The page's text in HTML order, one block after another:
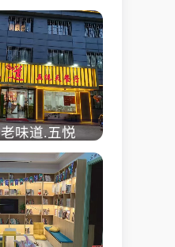
小区门口学
出租
味道.五悦
了近4年的
、主要房租